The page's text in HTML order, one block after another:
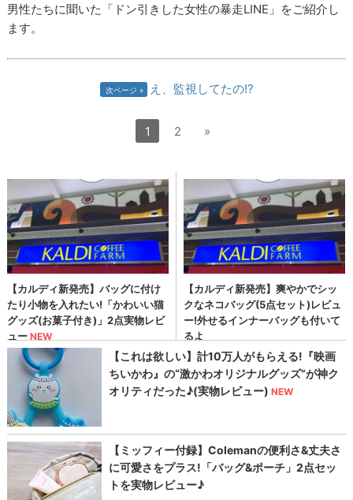
男性たちに聞いた「ドン引きした女性の暴走LINE」をご紹介し
ます。
次ページ え、監視してたの!?
1 2 »